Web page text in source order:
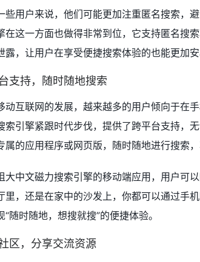
些用户来说，他们可能更加注重匿名搜索，
在这一方面也做得非常到位，它支持匿名搜
露，让用户在享受便捷搜索体验的也能更加安
支持，随时随地搜索
动互联网的发展，越来越多的用户倾向于在
索引擎紧跟时代步伐，提供了跨平台支持，
属的应用程序或网页版，随时随地进行搜索，
大中文磁力搜索引擎的移动端应用，用户可
里，还是在家中的沙发上，你都可以通过手
“随时随地，想搜就搜”的便捷体验。
区，分享交流资源